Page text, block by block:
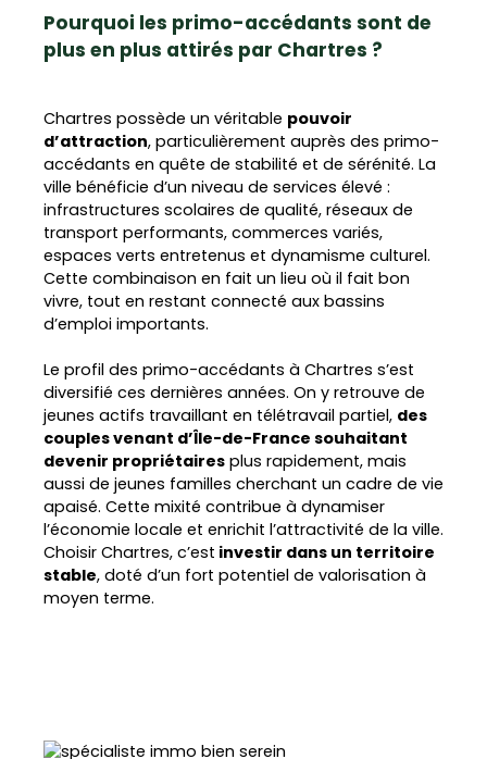
Pourquoi les primo-accédants sont de
plus en plus attirés par Chartres ?
Chartres possède un véritable pouvoir
d’attraction, particulièrement auprès des primo-
accédants en quête de stabilité et de sérénité. La
ville bénéficie d’un niveau de services élevé :
infrastructures scolaires de qualité, réseaux de
transport performants, commerces variés,
espaces verts entretenus et dynamisme culturel.
Cette combinaison en fait un lieu où il fait bon
vivre, tout en restant connecté aux bassins
d’emploi importants.
Le profil des primo-accédants à Chartres s’est
diversifié ces dernières années. On y retrouve de
jeunes actifs travaillant en télétravail partiel, des
couples venant d’Île-de-France souhaitant
devenir propriétaires plus rapidement, mais
aussi de jeunes familles cherchant un cadre de vie
apaisé. Cette mixité contribue à dynamiser
l’économie locale et enrichit l’attractivité de la ville.
Choisir Chartres, c’est investir dans un territoire
stable, doté d’un fort potentiel de valorisation à
moyen terme.